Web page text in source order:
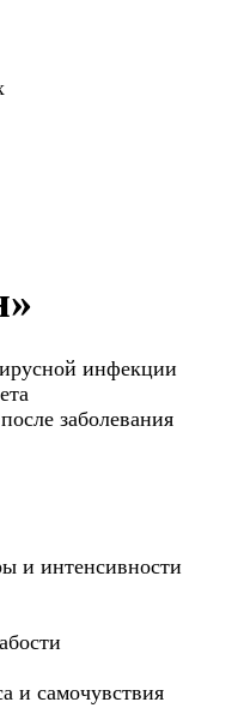
инфекции
заболевания
и интенсивности
и самочувствия